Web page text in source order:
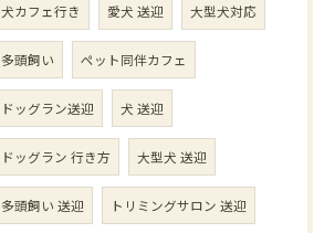
犬カフェ行き 愛犬 送迎 大型犬対応
多頭飼い ペット同伴カフェ
ドッグラン送迎 犬 送迎
ドッグラン 行き方 大型犬 送迎
多頭飼い 送迎 トリミングサロン 送迎